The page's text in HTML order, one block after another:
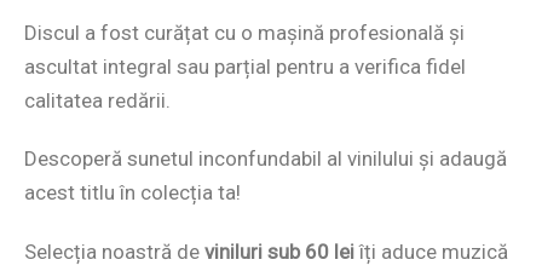
Discul a fost curățat cu o mașină profesională și
ascultat integral sau parțial pentru a verifica fidel
calitatea redării.
Descoperă sunetul inconfundabil al vinilului și adaugă
acest titlu în colecția ta!
Selecția noastră de viniluri sub 60 leiîți aduce muzică